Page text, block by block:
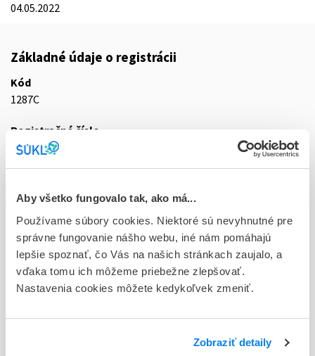
Aby všetko fungovalo tak, ako má...
Používame súbory cookies. Niektoré sú nevyhnutné pre
správne fungovanie nášho webu, iné nám pomáhajú
lepšie spoznať, čo Vás na našich stránkach zaujalo, a
vďaka tomu ich môžeme priebežne zlepšovať.
Nastavenia cookies môžete kedykoľvek zmeniť.
Zobraziť detaily
04.05.2022
Základné údaje o registrácii
Kód
1287C
Registračné číslo
44/0433/16-S
plc ifc 1x25 mg (liek.inj.skl.)
Stav
D - Registrácia bez obmedzenia platnosti
Typ registračnej procedúry
Decentralizovaná
Držiteľ, krajina